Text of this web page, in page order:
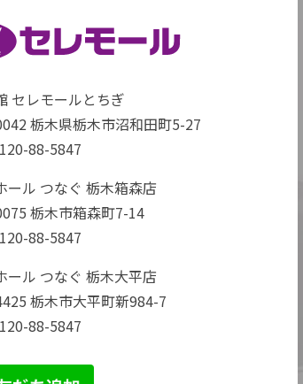
セレモールとちぎ
栃木県栃木市沼和田町5-27
88-5847
ール つなぐ 栃木箱森店
栃木市箱森町7-14
88-5847
ール つなぐ 栃木大平店
栃木市大平町新984-7
88-5847